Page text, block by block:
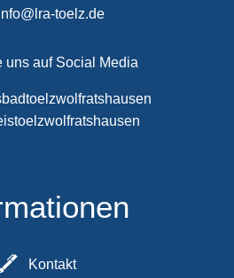
toelz.de
uns auf Social Media
Kontakt